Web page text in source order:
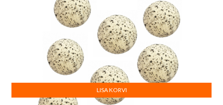
LISA KORVI